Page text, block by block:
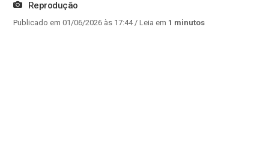
Reprodução
Publicado em 01/06/2026 às 17:44/ Leia em 1 minutos